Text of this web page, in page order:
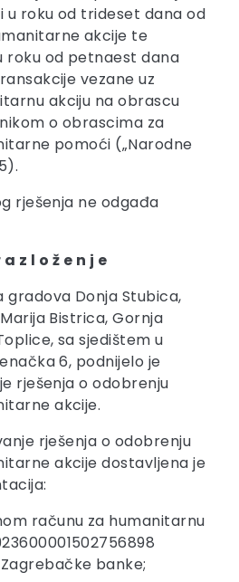
u roku od trideset dana od
akcije te
roku od petnaest dana
vezane uz
akciju na obrascu
o obrascima za
pomoći („Narodne
rješenja ne odgađa
a z l o ž e n j e
gradova Donja Stubica,
Bistrica, Gornja
sa sjedištem u
6, podnijelo je
rješenja o odobrenju
akcije.
rješenja o odobrenju
akcije dostavljena je
računu za humanitarnu
banke;